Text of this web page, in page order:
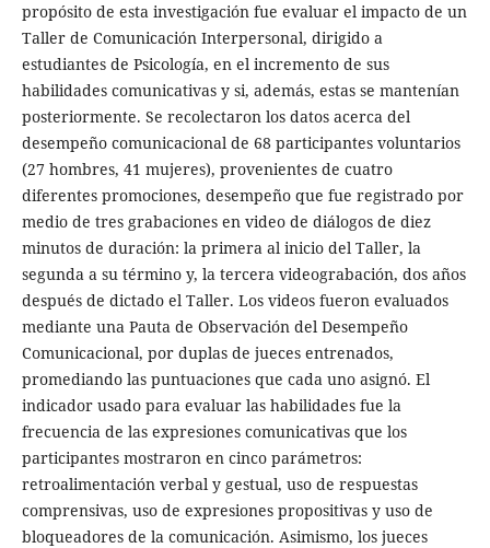
propósito de esta investigación fue evaluar el impacto de un
Taller de Comunicación Interpersonal, dirigido a
estudiantes de Psicología, en el incremento de sus
habilidades comunicativas y si, además, estas se mantenían
posteriormente. Se recolectaron los datos acerca del
desempeño comunicacional de 68 participantes voluntarios
(27 hombres, 41 mujeres), provenientes de cuatro
diferentes promociones, desempeño que fue registrado por
medio de tres grabaciones en video de diálogos de diez
minutos de duración: la primera al inicio del Taller, la
segunda a su término y, la tercera videograbación, dos años
después de dictado el Taller. Los videos fueron evaluados
mediante una Pauta de Observación del Desempeño
Comunicacional, por duplas de jueces entrenados,
promediando las puntuaciones que cada uno asignó. El
indicador usado para evaluar las habilidades fue la
frecuencia de las expresiones comunicativas que los
participantes mostraron en cinco parámetros:
retroalimentación verbal y gestual, uso de respuestas
comprensivas, uso de expresiones propositivas y uso de
bloqueadores de la comunicación. Asimismo, los jueces